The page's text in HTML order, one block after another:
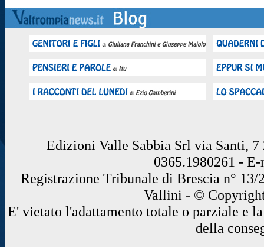
Edizioni Valle Sabbia Srl via Santi, 7
0365.1980261 -
Registrazione Tribunale di Brescia n°
Vallini - ©
E' vietato l'adattamento totale o parziale e
della